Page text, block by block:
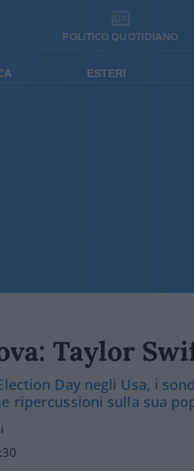
POLITICO QUOTIDIANO
ESTERI
Taylor
Day negli Usa, i
ripercussioni sulla sua